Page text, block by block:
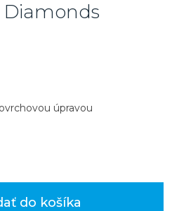
Diamonds
úpravou
do košíka